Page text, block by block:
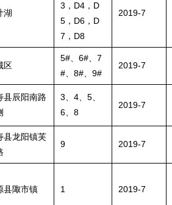
湖
3，D4，D
5，D6，D
7，D8
2019-7
区
5#、6#、7
#、8#、9#
2019-7
县辰阳南路
3、4、5、
6、8
2019-7
县龙阳镇芙
9 2019-7
县陬市镇 1 2019-7